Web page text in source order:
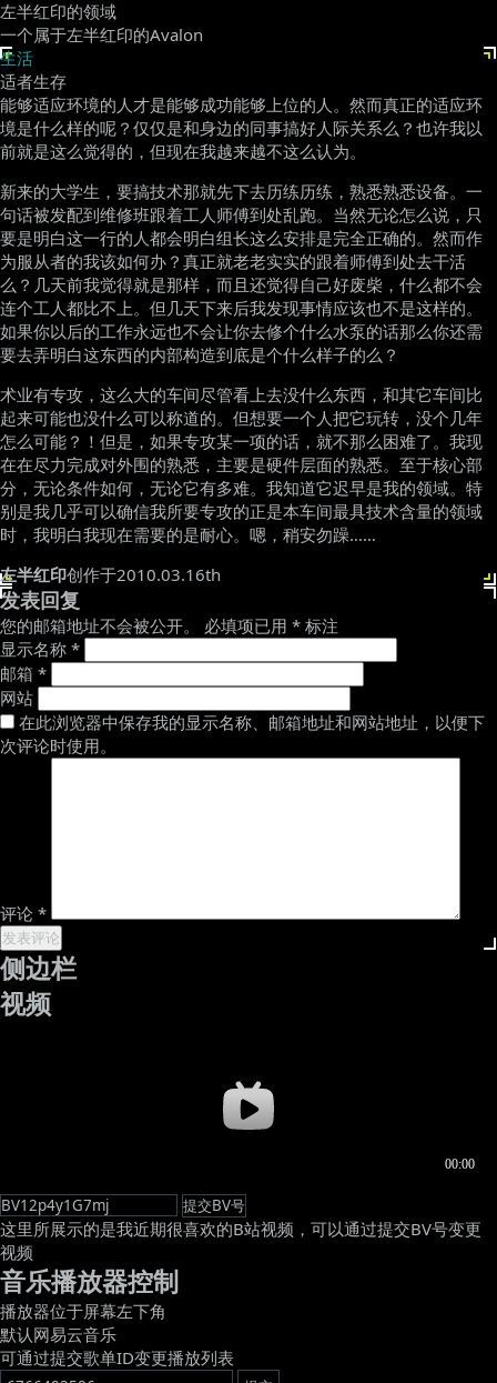
左半红印的领域
一个属于左半红印的Avalon
生活
适者生存
能够适应环境的人才是能够成功能够上位的人。然而真正的适应环
境是什么样的呢？仅仅是和身边的同事搞好人际关系么？也许我以
前就是这么觉得的，但现在我越来越不这么认为。
新来的大学生，要搞技术那就先下去历练历练，熟悉熟悉设备。一
句话被发配到维修班跟着工人师傅到处乱跑。当然无论怎么说，只
要是明白这一行的人都会明白组长这么安排是完全正确的。然而作
为服从者的我该如何办？真正就老老实实的跟着师傅到处去干活
么？几天前我觉得就是那样，而且还觉得自己好废柴，什么都不会
连个工人都比不上。但几天下来后我发现事情应该也不是这样的。
如果你以后的工作永远也不会让你去修个什么水泵的话那么你还需
要去弄明白这东西的内部构造到底是个什么样子的么？
术业有专攻，这么大的车间尽管看上去没什么东西，和其它车间比
起来可能也没什么可以称道的。但想要一个人把它玩转，没个几年
怎么可能？！但是，如果专攻某一项的话，就不那么困难了。我现
在在尽力完成对外围的熟悉，主要是硬件层面的熟悉。至于核心部
分，无论条件如何，无论它有多难。我知道它迟早是我的领域。特
别是我几乎可以确信我所要专攻的正是本车间最具技术含量的领域
时，我明白我现在需要的是耐心。嗯，稍安勿躁……
左半红印创作于2010.03.16th
发表回复
您的邮箱地址不会被公开。 必填项已用 * 标注
显示名称 *
邮箱 *
网站
在此浏览器中保存我的显示名称、邮箱地址和网站地址，以便下
次评论时使用。
评论 *
侧边栏
视频
这里所展示的是我近期很喜欢的B站视频，可以通过提交BV号变更
视频
音乐播放器控制
播放器位于屏幕左下角
默认网易云音乐
可通过提交歌单ID变更播放列表